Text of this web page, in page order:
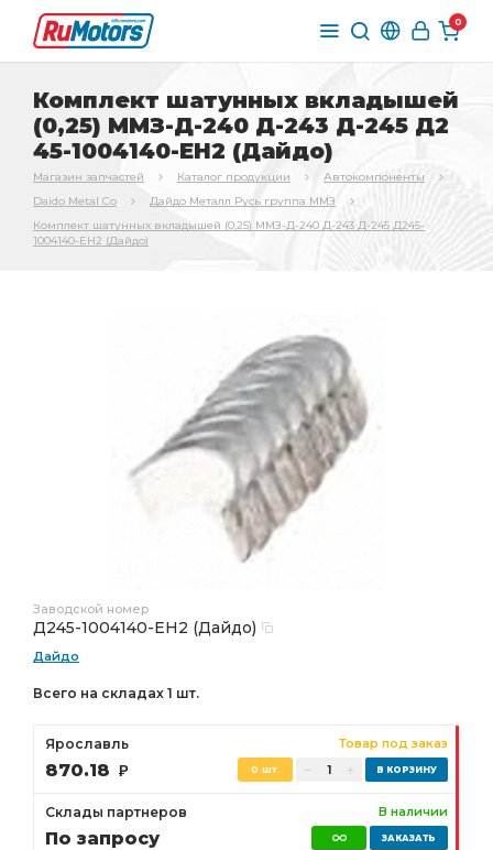
0
Комплект шатунных вкладышей
(0,25) ММЗ-Д-240 Д-243 Д-245 Д2
45-1004140-ЕН2 (Дайдо)
Магазин запчастей Каталог продукции
Автокомпоненты
Daido Metal Co
Дайдо Металл Русь группа ММЗ
Комплект шатунных вкладышей (0,25) ММЗ-Д-240 Д-243 Д-245 Д245-
1004140-ЕН2 (Дайдо)
Заводской номер
Д245-1004140-ЕН2 (Дайдо)
Дайдо
Всего на складах 1 шт.
Ярославль Товар под заказ
870.18 Р 0 шт.
Склады партнеров В наличии
По запросу